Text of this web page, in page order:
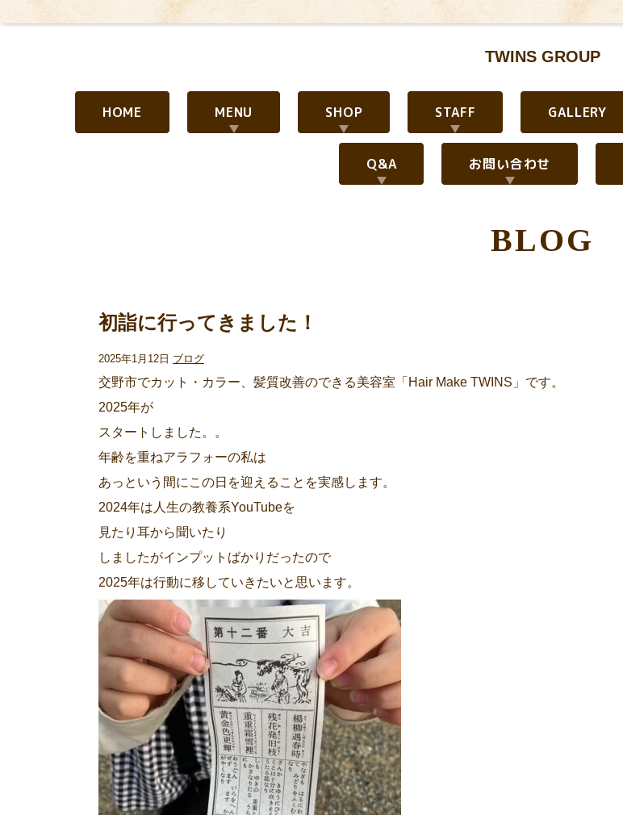
TWINS GROUP
HOME MENU SHOP STAFF GALLERY
Q&A お問い合わせ
BLOG
初詣に行ってきました！
2025年1月12日 ブログ
交野市でカット・カラー、髪質改善のできる美容室「Hair Make TWINS」です。
2025年が
スタートしました。。
年齢を重ねアラフォーの私は
あっという間にこの日を迎えることを実感します。
2024年は人生の教養系YouTubeを
見たり耳から聞いたり
しましたがインプットばかりだったので
2025年は行動に移していきたいと思います。